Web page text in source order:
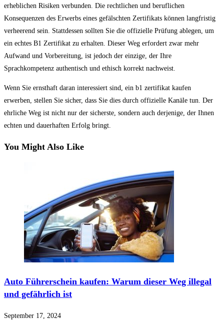
erheblichen Risiken verbunden. Die rechtlichen und beruflichen
Konsequenzen des Erwerbs eines gefälschten Zertifikats können langfristig
verheerend sein. Stattdessen sollten Sie die offizielle Prüfung ablegen, um
ein echtes B1 Zertifikat zu erhalten. Dieser Weg erfordert zwar mehr
Aufwand und Vorbereitung, ist jedoch der einzige, der Ihre
Sprachkompetenz authentisch und ethisch korrekt nachweist.
Wenn Sie ernsthaft daran interessiert sind, ein b1 zertifikat kaufen
erwerben, stellen Sie sicher, dass Sie dies durch offizielle Kanäle tun. Der
ehrliche Weg ist nicht nur der sicherste, sondern auch derjenige, der Ihnen
echten und dauerhaften Erfolg bringt.
You Might Also Like
Auto Führerschein kaufen: Warum dieser Weg illegal
und gefährlich ist
September 17, 2024